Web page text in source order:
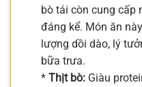
bò tái còn cung cấp
đáng kể. Món ăn
lượng dồi dào, lý
bữa trưa.
* Thịt bò: Giàu